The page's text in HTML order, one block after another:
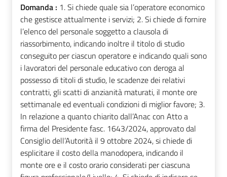
Domanda : 1. Si chiede quale sia l’operatore economico
che gestisce attualmente i servizi; 2. Si chiede di fornire
l’elenco del personale soggetto a clausola di
riassorbimento, indicando inoltre il titolo di studio
conseguito per ciascun operatore e indicando quali sono
i lavoratori del personale educativo con deroga al
possesso di titoli di studio, le scadenze dei relativi
contratti, gli scatti di anzianità maturati, il monte ore
settimanale ed eventuali condizioni di miglior favore; 3.
In relazione a quanto chiarito dall’Anac con Atto a
firma del Presidente fasc. 1643/2024, approvato dal
Consiglio dell’Autorità il 9 ottobre 2024, si chiede di
esplicitare il costo della manodopera, indicando il
monte ore e il costo orario considerati per ciascuna